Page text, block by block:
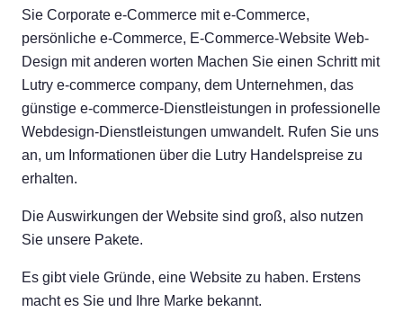
Sie Corporate e-Commerce mit e-Commerce,
persönliche e-Commerce, E-Commerce-Website Web-
Design mit anderen worten Machen Sie einen Schritt mit
Lutry e-commerce company, dem Unternehmen, das
günstige e-commerce-Dienstleistungen in professionelle
Webdesign-Dienstleistungen umwandelt. Rufen Sie uns
an, um Informationen über die Lutry Handelspreise zu
erhalten.
Die Auswirkungen der Website sind groß, also nutzen
Sie unsere Pakete.
Es gibt viele Gründe, eine Website zu haben. Erstens
macht es Sie und Ihre Marke bekannt.